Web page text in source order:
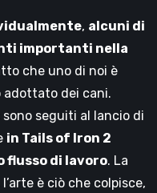
, alcuni di
importanti nella
che uno di noi è
dei cani.
seguiti al lancio di
in Tails of Iron 2
flusso di lavoro. La
è ciò che colpisce,